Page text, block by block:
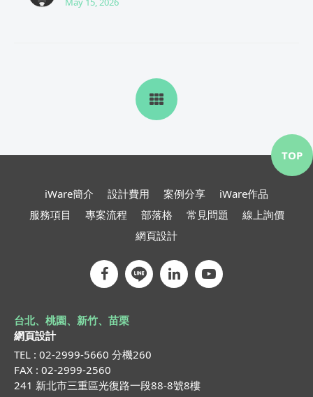
iWare簡介 設計費用 案例分享
iWare作品
服務項目
專案流程 部落格 常見問題
線上詢價
網頁設計
台北、桃園、新竹、苗栗
網頁設計
TEL : 02-2999-5660 分機260
FAX : 02-2999-2560
241 新北市三重區光復路一段88-8號8樓
TOP